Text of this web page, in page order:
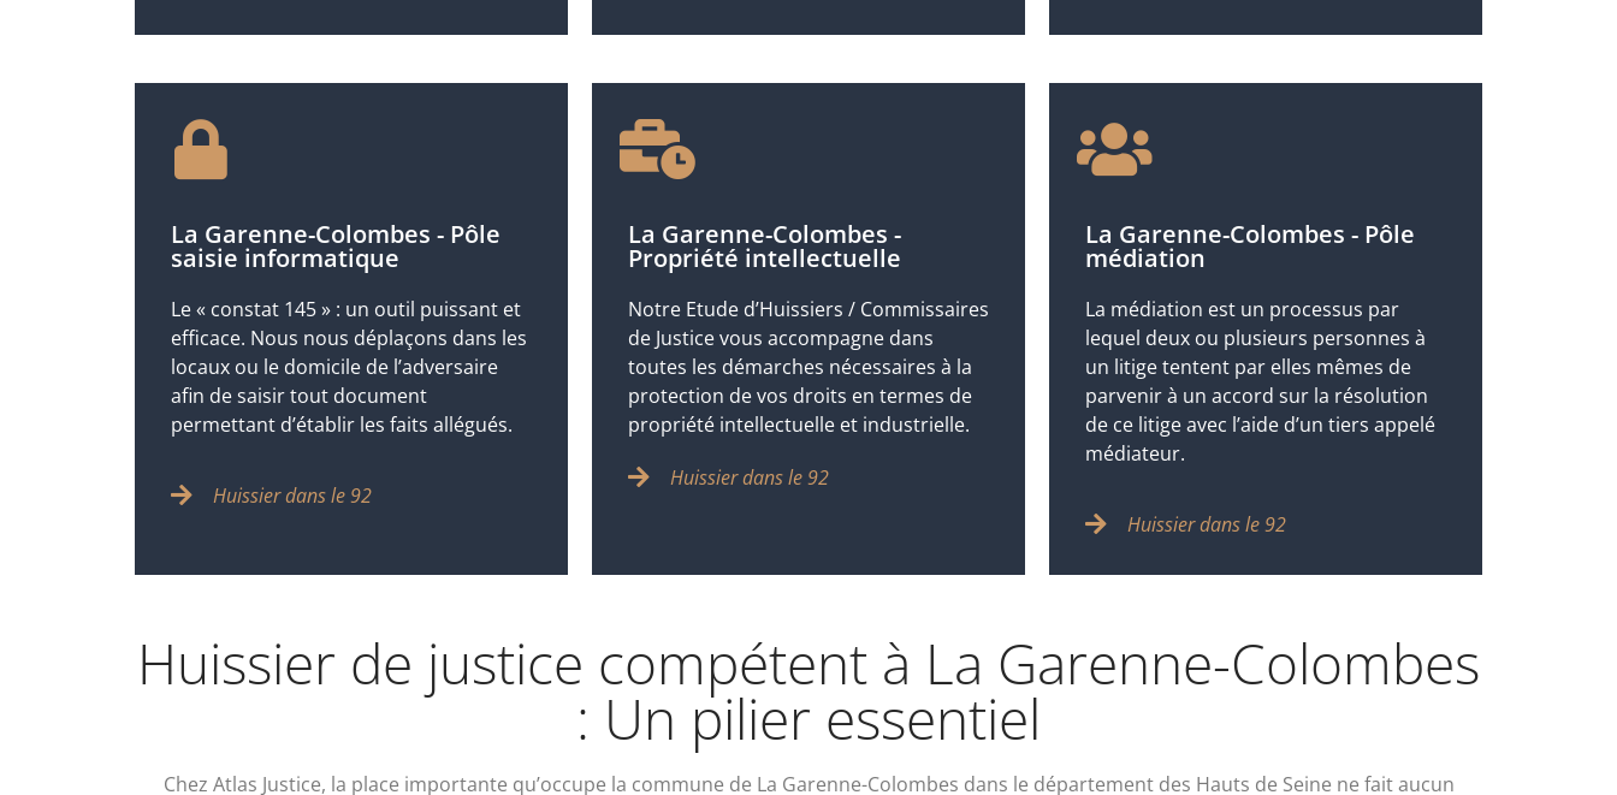
La Garenne-Colombes - Pôle
saisie informatique
Le « constat 145 » : un outil puissant et
efficace. Nous nous déplaçons dans les
locaux ou le domicile de l’adversaire
afin de saisir tout document
permettant d’établir les faits allégués.
Huissier dans le 92
La Garenne-Colombes -
Propriété intellectuelle
Notre Etude d’Huissiers / Commissaires
de Justice vous accompagne dans
toutes les démarches nécessaires à la
protection de vos droits en termes de
propriété intellectuelle et industrielle.
Huissier dans le 92
La Garenne-Colombes - Pôle
médiation
La médiation est un processus par
lequel deux ou plusieurs personnes à
un litige tentent par elles mêmes de
parvenir à un accord sur la résolution
de ce litige avec l’aide d’un tiers appelé
médiateur.
Huissier dans le 92
Huissier de justice compétent à La Garenne-Colombes
: Un pilier essentiel
Chez Atlas Justice, la place importante qu’occupe la commune de La Garenne-Colombes dans le département des Hauts de Seine ne fait aucun